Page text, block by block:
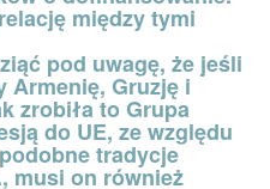
między tymi
pod uwagę, że jeśli
Armenię, Gruzję i
zrobiła to Grupa
do UE, ze względu
tradycje
musi on również